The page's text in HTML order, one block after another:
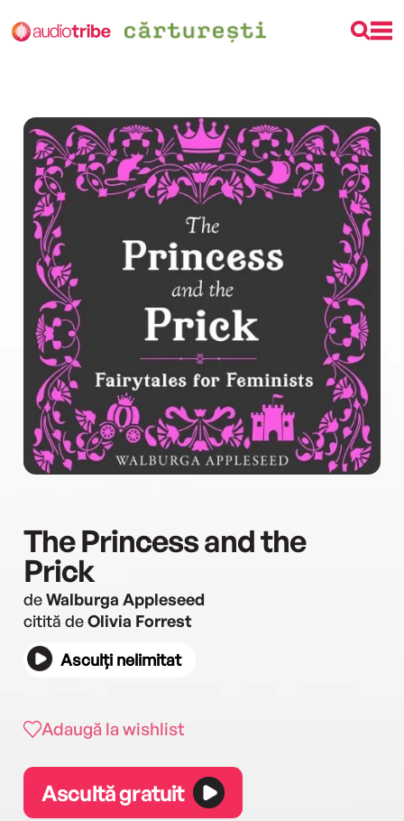
The Princess and the
Prick
deWalburga Appleseed
citită deOlivia Forrest
Asculți nelimitat
Adaugă la wishlist
Ascultă gratuit